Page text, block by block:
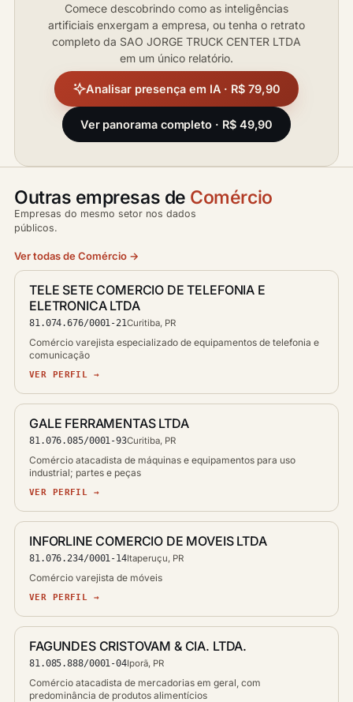
Comece descobrindo como as inteligências
artificiais enxergam a empresa, ou tenha o retrato
completo da SAO JORGE TRUCK CENTER LTDA
em um único relatório.
Analisar presença em IA · R$ 79,90
Ver panorama completo · R$ 49,90
Outras empresas de Comércio
Empresas do mesmo setor nos dados
públicos.
Ver todas de Comércio →
TELE SETE COMERCIO DE TELEFONIA E
ELETRONICA LTDA
81.074.676/0001-21Curitiba, PR
Comércio varejista especializado de equipamentos de telefonia e
comunicação
VER PERFIL →
GALE FERRAMENTAS LTDA
81.076.085/0001-93Curitiba, PR
Comércio atacadista de máquinas e equipamentos para uso
industrial; partes e peças
VER PERFIL →
INFORLINE COMERCIO DE MOVEIS LTDA
81.076.234/0001-14Itaperuçu, PR
Comércio varejista de móveis
VER PERFIL →
FAGUNDES CRISTOVAM & CIA. LTDA.
81.085.888/0001-04Iporã, PR
Comércio atacadista de mercadorias em geral, com
predominância de produtos alimentícios